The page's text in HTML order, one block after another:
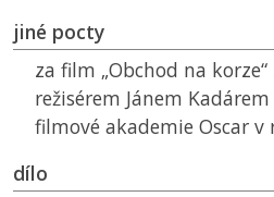
jiné pocty
za film „Obchod na
režisérem Jánem
filmové akademie Oscar v
dílo